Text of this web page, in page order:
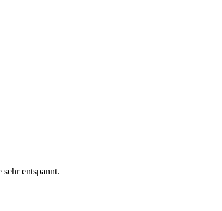
entspannt.